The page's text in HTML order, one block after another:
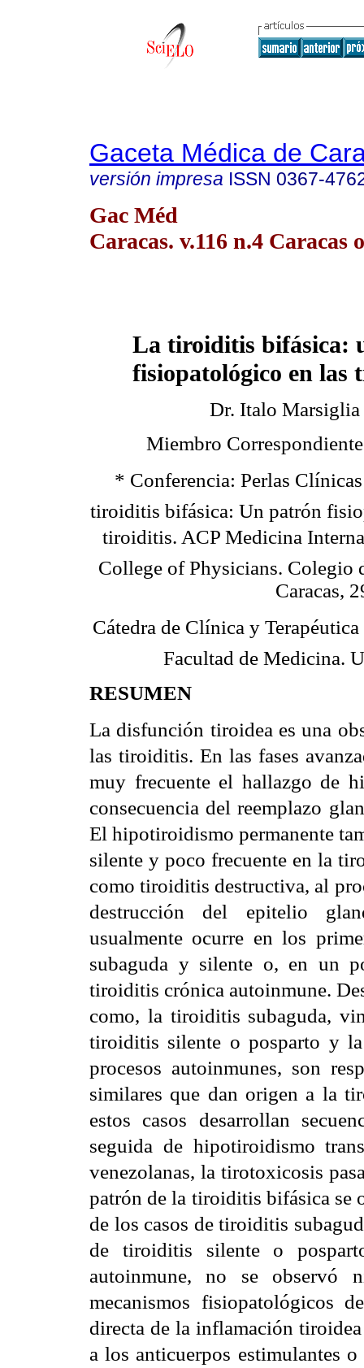
Gaceta Médica de
versión impresa ISSN 0367-
Gac Méd
Caracas. v.116 n.4 Caracas
La tiroiditis bifásica:
fisiopatológico en las
Dr. Italo Marsiglia
Miembro
* Conferencia: Perlas
tiroiditis bifásica: Un patrón
tiroiditis. ACP Medicina
College of Physicians.
Caracas,
Cátedra de Clínica y Terapéutica
Facultad de Medicina.
RESUMEN
La disfunción tiroidea es una
las tiroiditis. En las fases
muy frecuente el hallazgo de
consecuencia del reemplazo
El hipotiroidismo permanente
silente y poco frecuente en la
como tiroiditis destructiva, al
destrucción del epitelio
usualmente ocurre en los
subaguda y silente o, en un
tiroiditis crónica autoinmune.
como, la tiroiditis subaguda,
tiroiditis silente o posparto y la
procesos autoinmunes, son
similares que dan origen a la
estos casos desarrollan
seguida de hipotiroidismo
venezolanas, la tirotoxicosis
patrón de la tiroiditis bifásica se
de los casos de tiroiditis
de tiroiditis silente o
autoinmune, no se observó
mecanismos fisiopatológicos
directa de la inflamación
a los anticuerpos estimulantes